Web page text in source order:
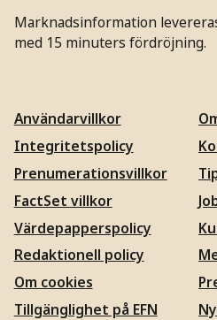
Marknadsinformation
med 15 minuters fördröjning.
Användarvillkor
Integritetspolicy
Prenumerationsvillkor
FactSet villkor
Värdepapperspolicy
Redaktionell policy
Om cookies
Tillgänglighet på EFN